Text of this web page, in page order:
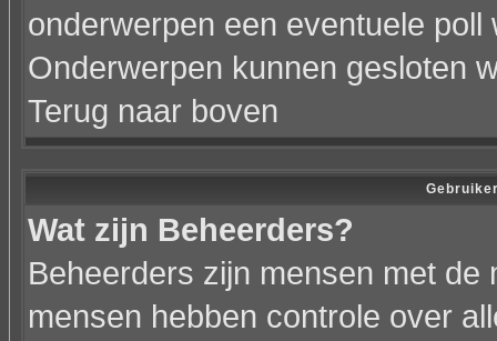
onderwerpen een eventuele
Onderwerpen kunnen gesloten
Terug naar boven
Wat zijn Beheerders?
Beheerders zijn mensen met
mensen hebben controle over